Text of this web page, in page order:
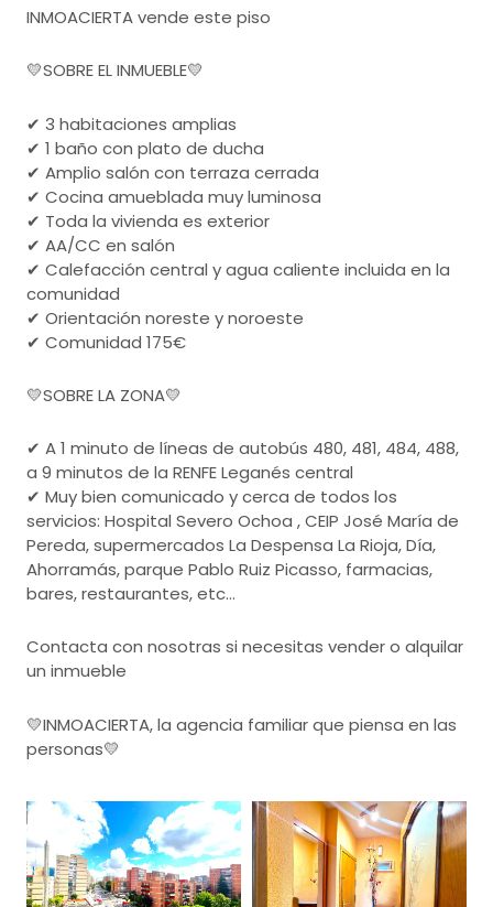
INMOACIERTA vende este piso
💛SOBRE EL INMUEBLE💛
✔ 3 habitaciones amplias
✔ 1 baño con plato de ducha
✔ Amplio salón con terraza cerrada
✔ Cocina amueblada muy luminosa
✔ Toda la vivienda es exterior
✔ AA/CC en salón
✔ Calefacción central y agua caliente incluida en la
comunidad
✔ Orientación noreste y noroeste
✔ Comunidad 175€
💛SOBRE LA ZONA💛
✔ A 1 minuto de líneas de autobús 480, 481, 484, 488,
a 9 minutos de la RENFE Leganés central
✔ Muy bien comunicado y cerca de todos los
servicios: Hospital Severo Ochoa , CEIP José María de
Pereda, supermercados La Despensa La Rioja, Día,
Ahorramás, parque Pablo Ruiz Picasso, farmacias,
bares, restaurantes, etc…
Contacta con nosotras si necesitas vender o alquilar
un inmueble
💛INMOACIERTA, la agencia familiar que piensa en las
personas💛